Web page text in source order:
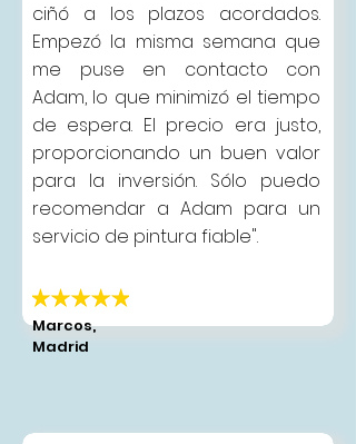
ciñó a los plazos acordados.
Empezó la misma semana que
me puse en contacto con
Adam, lo que minimizó el tiempo
de espera. El precio era justo,
proporcionando un buen valor
para la inversión. Sólo puedo
recomendar a Adam para un
servicio de pintura fiable".
Marcos,
Madrid